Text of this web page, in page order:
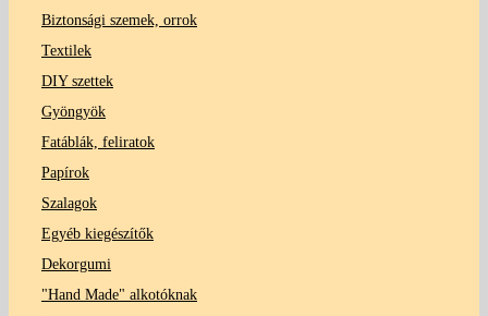
Biztonsági szemek, orrok
Textilek
DIY szettek
Gyöngyök
Fatáblák, feliratok
Papírok
Szalagok
Egyéb kiegészítők
Dekorgumi
"Hand Made" alkotóknak